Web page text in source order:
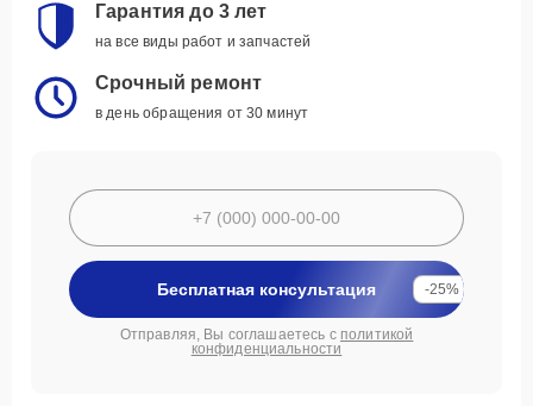
Гарантия до 3 лет
на все виды работ и запчастей
Срочный ремонт
в день обращения от 30 минут
Бесплатная консультация -25%
Отправляя, Вы соглашаетесь с политикой
конфиденциальности